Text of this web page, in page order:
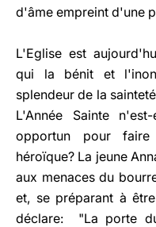
d'âme empreint d'une
L'Eglise est
qui la bénit et
splendeur de la
L'Année Sainte
opportun pour faire
héroïque? La jeune
aux menaces du
et, se préparant à
déclare: "La porte